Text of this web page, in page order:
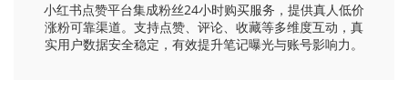
小红书点赞平台集成粉丝24小时购买服务，提供真人低价
涨粉可靠渠道。支持点赞、评论、收藏等多维度互动，真
实用户数据安全稳定，有效提升笔记曝光与账号影响力。